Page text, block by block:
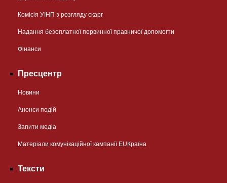
Комісія УІНП з розгляду скарг
Надання безоплатної первинної правничої допомогти
Фінанси
Пресцентр
Новини
Анонси подій
Запити медіа
Матеріали комунікаційної кампанії EUКраїна
Тексти